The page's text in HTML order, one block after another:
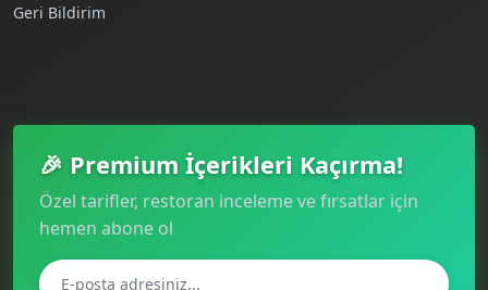
Geri Bildirim
🎉 Premium İçerikleri Kaçırma!
Özel tarifler, restoran inceleme ve fırsatlar için
hemen abone ol